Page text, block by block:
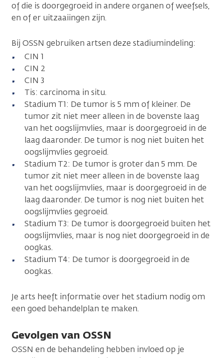
of die is doorgegroeid in andere organen of weefsels,
en of er uitzaaiingen zijn.
Bij OSSN gebruiken artsen deze stadiumindeling:
CIN 1
CIN 2
CIN 3
Tis: carcinoma in situ.
Stadium T1: De tumor is 5 mm of kleiner. De
tumor zit niet meer alleen in de bovenste laag
van het oogslijmvlies, maar is doorgegroeid in de
laag daaronder. De tumor is nog niet buiten het
oogslijmvlies gegroeid.
Stadium T2: De tumor is groter dan 5 mm. De
tumor zit niet meer alleen in de bovenste laag
van het oogslijmvlies, maar is doorgegroeid in de
laag daaronder. De tumor is nog niet buiten het
oogslijmvlies gegroeid.
Stadium T3: De tumor is doorgegroeid buiten het
oogslijmvlies, maar is nog niet doorgegroeid in de
oogkas.
Stadium T4: De tumor is doorgegroeid in de
oogkas.
Je arts heeft informatie over het stadium nodig om
een goed behandelplan te maken.
Gevolgen van OSSN
OSSN en de behandeling hebben invloed op je